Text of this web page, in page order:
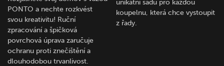
PONTO a nechte rozkvést
svou kreativitu! Ruční
zpracování a špičková
povrchová úprava zaručuje
ochranu proti znečištění a
dlouhodobou trvanlivost.
unikátní sadu pro každou
koupelnu, která chce vystoupit
z řady.